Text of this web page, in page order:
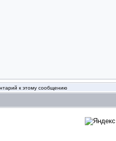
к этому сообщению